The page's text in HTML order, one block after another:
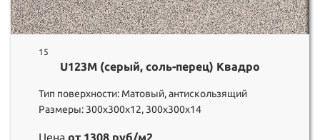
15
U123M (серый, соль-перец) Квадро
Тип поверхности: Матовый, антискользящий
Размеры: 300х300х12, 300х300х14
Цена от 1308 руб/м2